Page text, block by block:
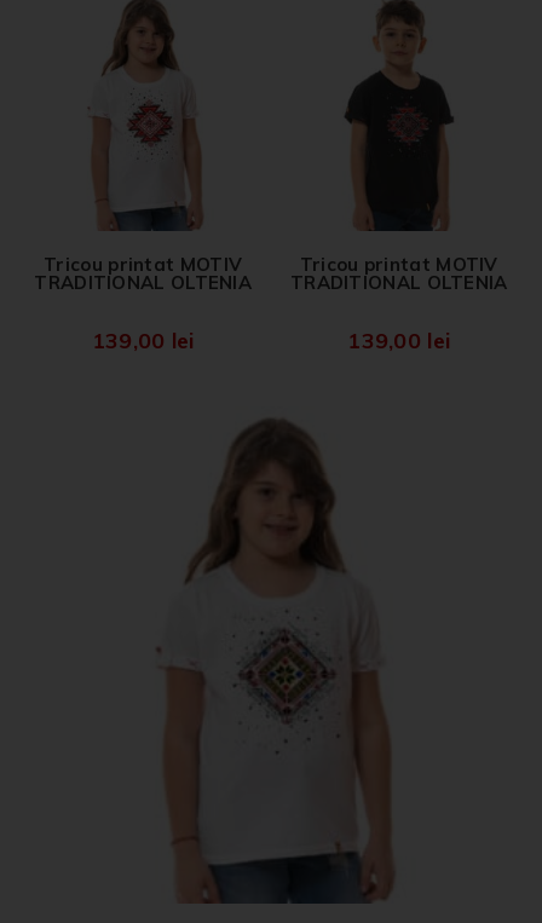
Tricou printat MOTIV
TRADITIONAL OLTENIA
139,00 lei
Tricou printat MOTIV
TRADITIONAL OLTENIA
139,00 lei